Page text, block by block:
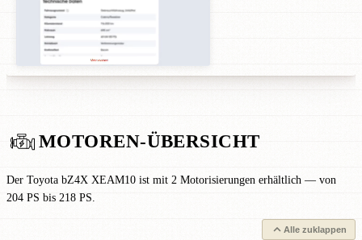
MOTOREN-ÜBERSICHT
Der Toyota bZ4X XEAM10 ist mit 2 Motorisierungen erhältlich — von
204 PS bis 218 PS.
Alle zuklappen